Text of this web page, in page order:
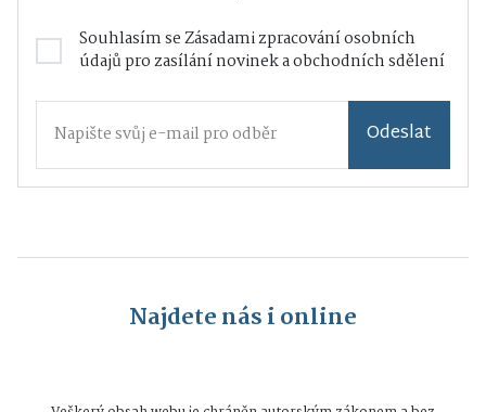
Souhlasím seZásadami zpracování osobních
údajůpro zasílání novinek a obchodních sdělení
Odeslat
Najdete nás i online